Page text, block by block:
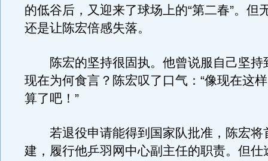
的低谷后，又迎来了球场上的“第二春”。但
还是让陈宏倍感失落。
陈宏的坚持很固执。他曾说服自己坚持
现在为何食言？陈宏叹了口气：“像现在这
算了吧！”
若退役申请能得到国家队批准，陈宏将
建，履行他乒羽网中心副主任的职责。但仕